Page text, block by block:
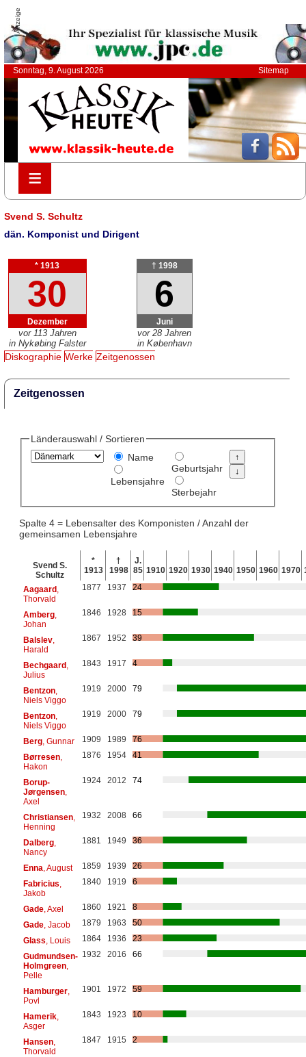
Anzeige
Sonntag, 9. August 2026 Sitemap
≡
≡
Svend S. Schultz
dän. Komponist und Dirigent
* 1913
30
Dezember
vor 113 Jahren
in Nykøbing Falster
† 1998
6
Juni
vor 28 Jahren
in København
Diskographie Werke Zeitgenossen
Zeitgenossen
Länderauswahl / Sortieren
Name
Lebensjahre
Geburtsjahr
Sterbejahr
Spalte 4 = Lebensalter des Komponisten / Anzahl der
gemeinsamen Lebensjahre
Svend S.
Schultz
*
1913
†
1998
J.
85 1910 1920 1930 1940 1950 1960 1970
Aagaard,
Thorvald
1877 1937 24
Amberg,
Johan
1846 1928 15
Balslev,
Harald
1867 1952 39
Bechgaard,
Julius
1843 1917 4
Bentzon,
Niels Viggo
1919 2000 79
Bentzon,
Niels Viggo
1919 2000 79
Berg, Gunnar 1909 1989
76
Børresen,
Hakon
1876 1954 41
Borup-
Jørgensen,
Axel
1924 2012 74
Christiansen,
Henning
1932 2008 66
Dalberg,
Nancy
1881 1949 36
Enna , August 1859 1939
26
Fabricius
Jakob
1840 1919 6
Gade, Axel 1860 1921
8
Gade, Jacob 1879 1963
50
Glass , Louis 1864 1936
23
Gudmundsen-
Holmgreen,
Pelle
1932 2016 66
Hamburger,
Povl
1901 1972 59
Hamerik,
Asger
1843 1923 10
Hansen,
Thorvald
1847 1915 2